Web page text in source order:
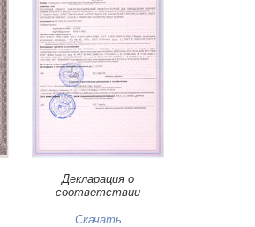
Декларация о
соответствии
Скачать